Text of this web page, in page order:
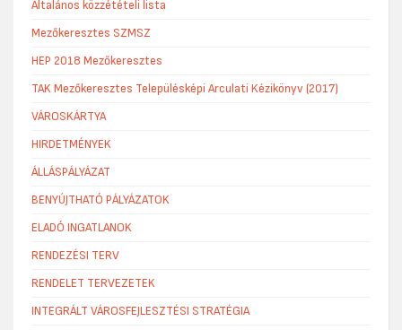
Általános közzétételi lista
Mezőkeresztes SZMSZ
HEP 2018 Mezőkeresztes
TAK Mezőkeresztes Településképi Arculati Kézikönyv (2017)
VÁROSKÁRTYA
HIRDETMÉNYEK
ÁLLÁSPÁLYÁZAT
BENYÚJTHATÓ PÁLYÁZATOK
ELADÓ INGATLANOK
RENDEZÉSI TERV
RENDELET TERVEZETEK
INTEGRÁLT VÁROSFEJLESZTÉSI STRATÉGIA